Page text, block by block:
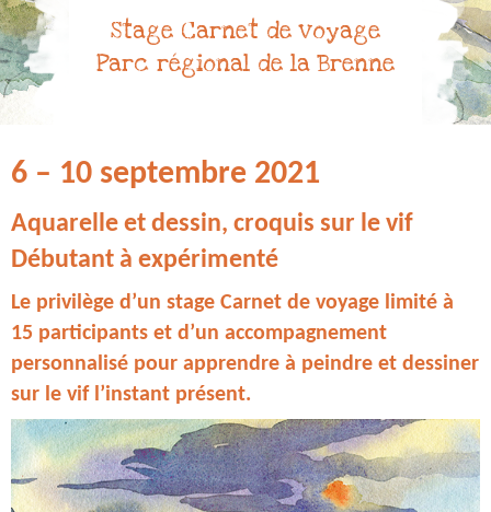
Stage Carnet de voyage
Parc régional de la Brenne
6 – 10 septembre 2021
Aquarelle et dessin, croquis sur le vif
Débutant à expérimenté
Le privilège d’un stage Carnet de voyage limité à
15 participants et d’un accompagnement
personnalisé pour apprendre à peindre et dessiner
sur le vif l’instant présent.